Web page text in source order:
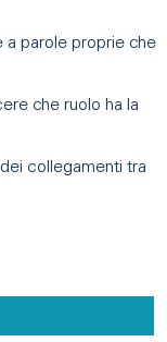
a parole proprie che
che ruolo ha la
collegamenti tra